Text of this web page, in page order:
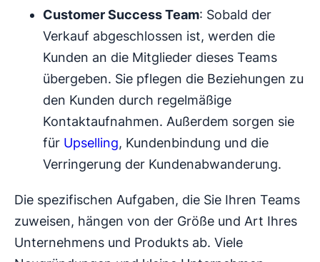
Customer Success Team: Sobald der
Verkauf abgeschlossen ist, werden die
Kunden an die Mitglieder dieses Teams
übergeben. Sie pflegen die Beziehungen zu
den Kunden durch regelmäßige
Kontaktaufnahmen. Außerdem sorgen sie
für Upselling, Kundenbindung und die
Verringerung der Kundenabwanderung.
Die spezifischen Aufgaben, die Sie Ihren Teams
zuweisen, hängen von der Größe und Art Ihres
Unternehmens und Produkts ab. Viele